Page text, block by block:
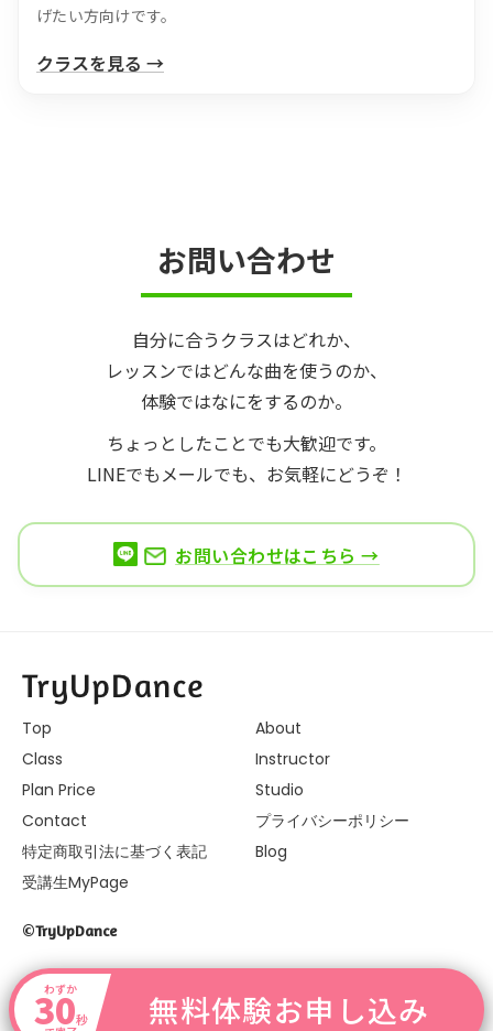
げたい方向けです。
クラスを見る →
わずか
30秒 無料体験お申し込み
お問い合わせ
自分に合うクラスはどれか、
レッスンではどんな曲を使うのか、
体験ではなにをするのか。
ちょっとしたことでも大歓迎です。
LINEでもメールでも、お気軽にどうぞ！
お問い合わせはこちら →
Top
About
Class
Instructor
Plan Price
Studio
Contact
プライバシーポリシー
特定商取引法に基づく表記
Blog
受講生MyPage
©TryUpDance